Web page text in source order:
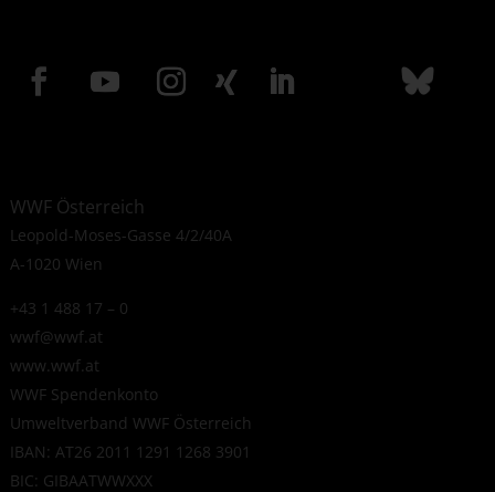
WWF Österreich
Leopold-Moses-Gasse 4/2/40A
A-1020 Wien
+43 1 488 17 – 0
wwf@wwf.at
www.wwf.at
WWF Spendenkonto
Umweltverband WWF Österreich
IBAN: AT26 2011 1291 1268 3901
BIC: GIBAATWWXXX